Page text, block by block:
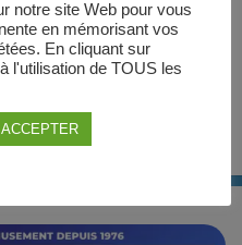
notre site Web pour vous
en mémorisant vos
En cliquant sur
l'utilisation de TOUS les
ACCEPTER